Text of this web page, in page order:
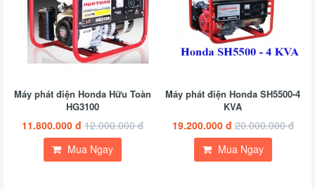
Máy phát điện Honda Hữu Toàn
HG3100
11.800.000 đ 12.000.000 đ
Mua Ngay
Máy phát điện Honda SH5500-4
KVA
19.200.000 đ 20.000.000 đ
Mua Ngay